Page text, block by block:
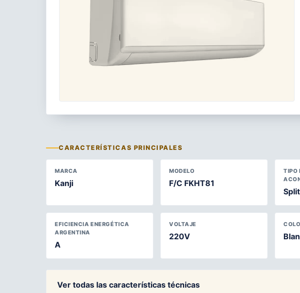
CARACTERÍSTICAS PRINCIPALES
MARCA
Kanji
MODELO
F/C FKHT81
TIPO
Split
EFICIENCIA ENERGÉTICA
ARGENTINA
A
VOLTAJE
220V
Ver todas las características técnicas